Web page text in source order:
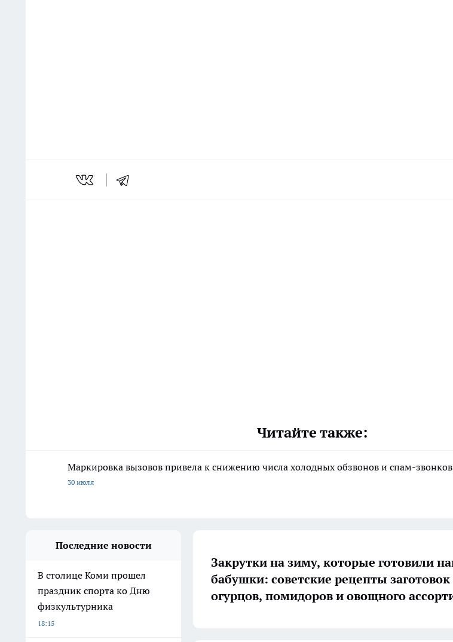
Читайте также:
Маркировка вызовов привела к снижению числа холодных обзвонов и спам-звонков
30 июля
Последние новости
В столице Коми прошел
праздник спорта ко Дню
физкультурника
18:15
Закрутки на зиму, которые готовили
бабушки: советские рецепты заготовок
огурцов, помидоров и овощного